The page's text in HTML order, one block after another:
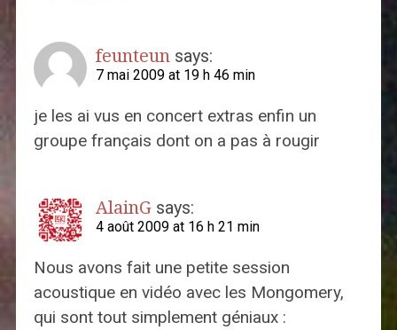
feunteun says:
7 mai 2009 at 19 h 46 min
je les ai vus en concert extras enfin un
groupe français dont on a pas à rougir
AlainG says:
4 août 2009 at 16 h 21 min
Nous avons fait une petite session
acoustique en vidéo avec les Mongomery,
qui sont tout simplement géniaux :